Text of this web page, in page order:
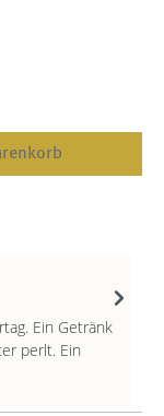
Ein Getränk
perlt. Ein